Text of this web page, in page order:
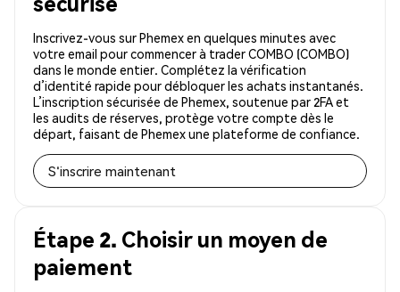
Inscrivez-vous sur Phemex en quelques minutes avec
votre email pour commencer à trader COMBO (COMBO)
dans le monde entier. Complétez la vérification
d’identité rapide pour débloquer les achats instantanés.
L’inscription sécurisée de Phemex, soutenue par 2FA et
les audits de réserves, protège votre compte dès le
départ, faisant de Phemex une plateforme de confiance.
S'inscrire maintenant
Étape 2. Choisir un moyen de
paiement